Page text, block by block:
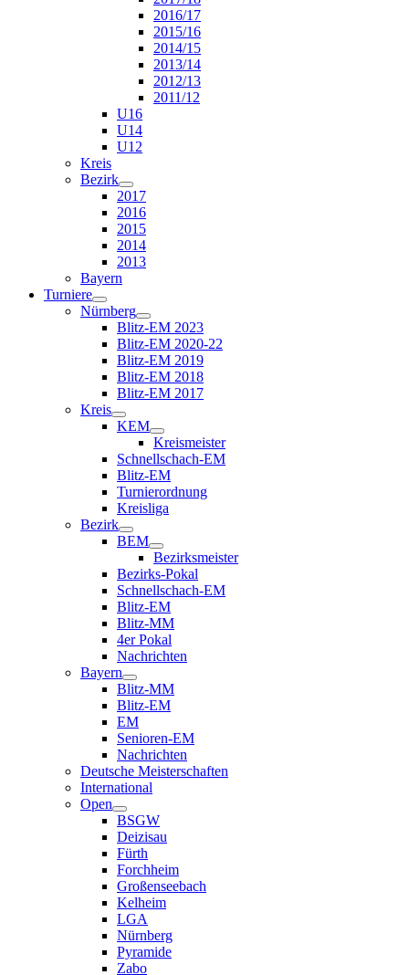
2016/17
2015/16
2014/15
2013/14
2012/13
2011/12
U16
U14
U12
Kreis
Bezirk
2017
2016
2015
2014
2013
Bayern
Turniere
Nürnberg
Blitz-EM 2023
Blitz-EM 2020-22
Blitz-EM 2019
Blitz-EM 2018
Blitz-EM 2017
Kreis
KEM
Kreismeister
Schnellschach-EM
Blitz-EM
Turnierordnung
Kreisliga
Bezirk
BEM
Bezirksmeister
Bezirks-Pokal
Schnellschach-EM
Blitz-EM
Blitz-MM
4er Pokal
Nachrichten
Bayern
Blitz-MM
Blitz-EM
EM
Senioren-EM
Nachrichten
Deutsche Meisterschaften
International
Open
BSGW
Deizisau
Fürth
Forchheim
Großenseebach
Kelheim
LGA
Nürnberg
Pyramide
Zabo